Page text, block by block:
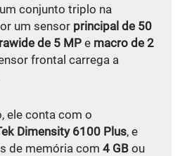
conjunto triplo na
um sensor principal de 50
de 5 MP e macro de 2
frontal carrega a
ele conta com o
Dimensity 6100 Plus, e
de memória com 4 GB ou